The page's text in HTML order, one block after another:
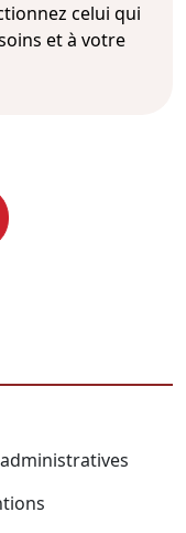
celui qui
et à votre